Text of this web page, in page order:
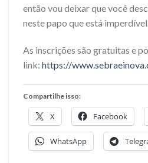
então vou deixar que você
neste papo que está
As inscrições são gratuitas e
link: https://
Compartilhe isso:
X Facebook
WhatsApp